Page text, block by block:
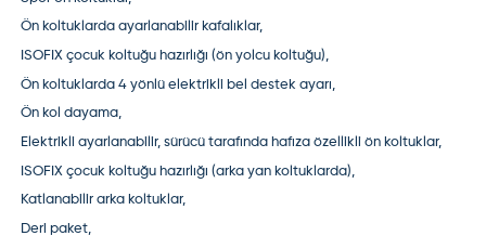
Ön koltuklarda ayarlanabilir kafalıklar,
ISOFIX çocuk koltuğu hazırlığı (ön yolcu koltuğu),
Ön koltuklarda 4 yönlü elektrikli bel destek ayarı,
Ön kol dayama,
Elektrikli ayarlanabilir, sürücü tarafında hafıza özellikli ön koltuklar,
ISOFIX çocuk koltuğu hazırlığı (arka yan koltuklarda),
Katlanabilir arka koltuklar,
Deri paket,